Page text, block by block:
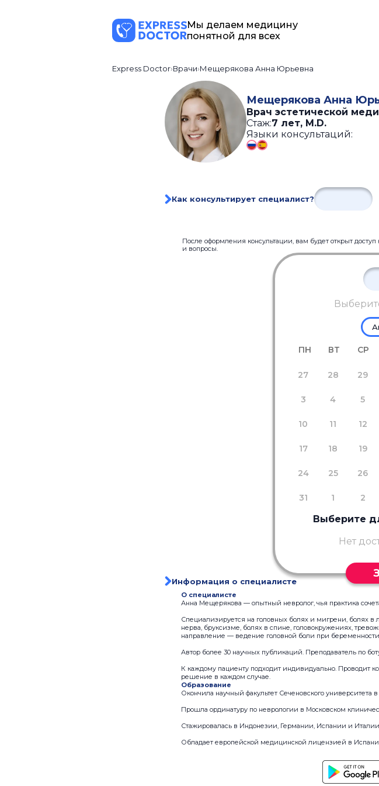
Мы делаем медицину
понятной для всех
Express Doctor Врачи Мещерякова Анна Юрьевна
Мещерякова Анна
Врач эстетической
Стаж:7 лет, M.D.
Языки консультаций:
Как консультирует специалист?
После оформления консультации, вам будет открыт
и вопросы.
ПН ВТ СР
27 28 29
3 4 5
10 11 12
17 18 19
24 25 26
31 1 2
Выберите
Нет
Информация о специалисте
О специалисте
Анна Мещерякова — опытный невролог, чья практика
Специализируется на головных болях и мигрени, болях в
нерва, бруксизме, болях в спине, головокружениях,
направление — ведение головной боли при
Автор более 30 научных публикаций. Преподаватель по
К каждому пациенту подходит индивидуально. Проводит
решение в каждом случае.
Образование
Окончила научный факультет Сеченовского
Прошла ординатуру по неврологии в Московском
Стажировалась в Индонезии, Германии, Испании и
Обладает европейской медицинской лицензией в